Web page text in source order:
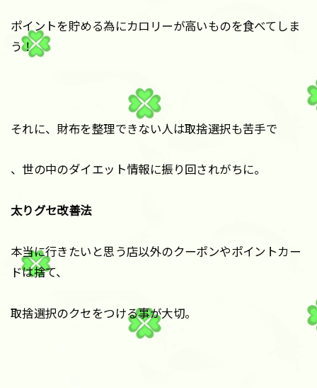
ポイントを貯める為にカロリーが高いものを食べてしま
う！
それに、財布を整理できない人は取捨選択も苦手で
、世の中のダイエット情報に振り回されがちに。
太りグセ改善法
本当に行きたいと思う店以外のクーポンやポイントカー
ドは捨て、
取捨選択のクセをつける事が大切。